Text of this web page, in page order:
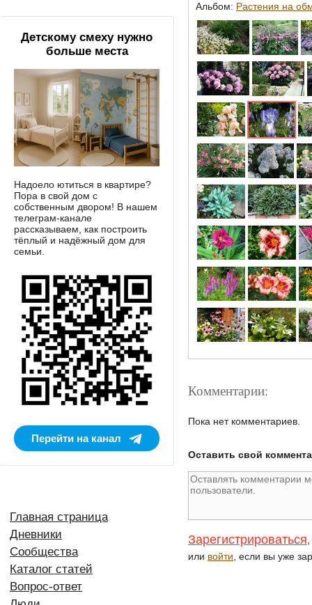
Альбом: Растения на
Комментарии:
Пока нет комментариев.
Оставить свой
Зарегистрироваться,
или войти , если вы уже
Детскому смеху нужно
больше места
Надоело ютиться в квартире?
Пора в свой дом с
собственным двором! В нашем
телеграм-канале
рассказываем, как построить
тёплый и надёжный дом для
семьи.
Перейти на канал
Главная страница
Дневники
Сообщества
Каталог статей
Вопрос-ответ